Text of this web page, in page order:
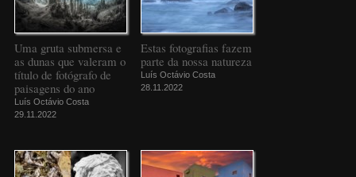
Uma gruta submersa e
as dunas que valeram o
título de fotógrafo de
paisagens do ano
Luís Octávio Costa
29.11.2022
Estas fotografias fazem
parte da nossa natureza
Luís Octávio Costa
28.11.2022